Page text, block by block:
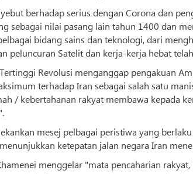
berhadap serius dengan Corona dan
sebagai nilai pasang lain tahun 1400 dan
bidang sains dan teknologi, dari
peluncuran Satelit dan kerja-kerja hebat
Revolusi menganggap pengakuan
terhadap Iran sebagai salah satu
/ kebertahanan rakyat membawa kepada
mesej pelbagai peristiwa yang
ketepatan jalan negara Iran
menggelar "mata pencaharian